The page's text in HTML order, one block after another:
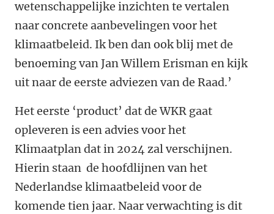
wetenschappelijke inzichten te vertalen
naar concrete aanbevelingen voor het
klimaatbeleid. Ik ben dan ook blij met de
benoeming van Jan Willem Erisman en kijk
uit naar de eerste adviezen van de Raad.’
Het eerste ‘product’ dat de WKR gaat
opleveren is een advies voor het
Klimaatplan dat in 2024 zal verschijnen.
Hierin staan de hoofdlijnen van het
Nederlandse klimaatbeleid voor de
komende tien jaar. Naar verwachting is dit